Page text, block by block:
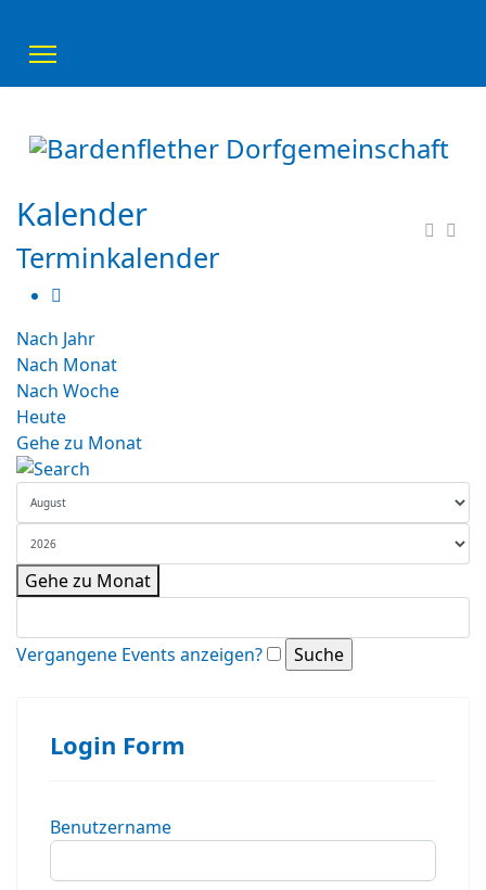
Kalender
Terminkalender
Nach Jahr
Nach Monat
Nach Woche
Heute
Gehe zu Monat
Gehe zu Monat
Vergangene Events anzeigen?
Login Form
Benutzername